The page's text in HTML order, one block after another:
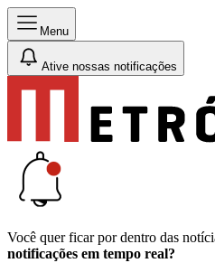
Menu
Ative nossas notificações
Você quer ficar por dentro das
notificações em tempo real?